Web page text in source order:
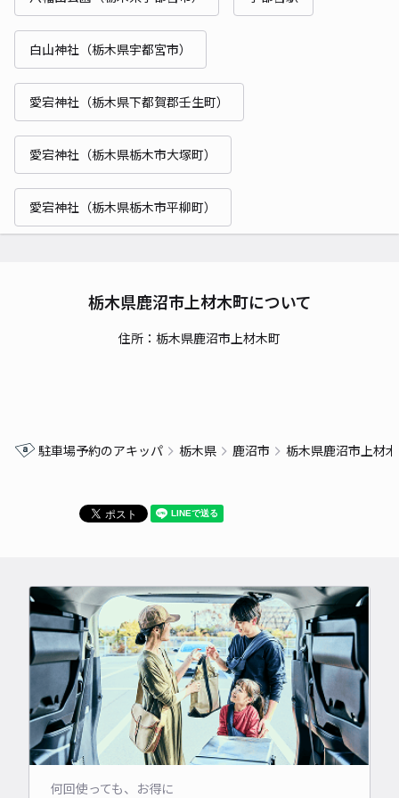
白山神社（栃木県宇都宮市）
愛宕神社（栃木県下都賀郡壬生町）
愛宕神社（栃木県栃木市大塚町）
愛宕神社（栃木県栃木市平柳町）
栃木県鹿沼市上材木町について
住所：栃木県鹿沼市上材木町
駐車場予約のアキッパ 栃木県 鹿沼市 栃木県鹿沼市上材
何回使っても、お得に